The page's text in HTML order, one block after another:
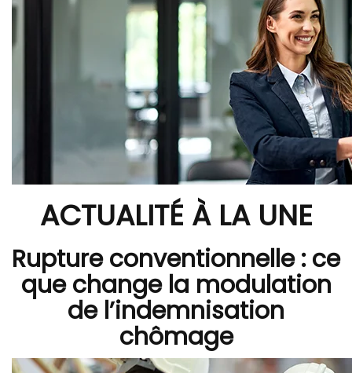
ACTUALITÉ À LA UNE
Rupture conventionnelle : ce
que change la modulation
de l’indemnisation
chômage